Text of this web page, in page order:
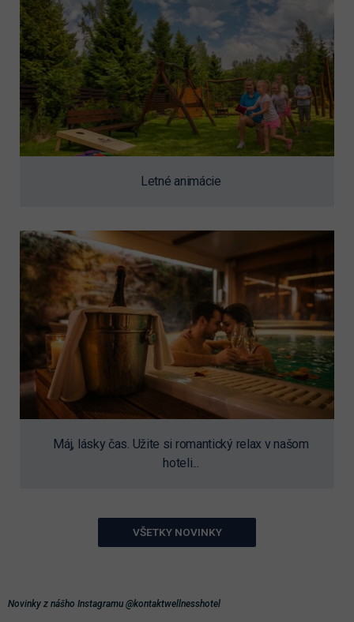
Letné animácie
Máj, lásky čas. Užite si romantický relax v našom
hoteli...
VŠETKY NOVINKY
Novinky z nášho Instagramu @kontaktwellnesshotel